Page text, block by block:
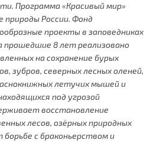
Программа «Красивый мир»
природы России. Фонд
проекты в заповедниках
прошедшие 8 лет реализовано
на сохранение бурых
зубров, северных лесных оленей,
летучих мышей и
под угрозой
восстановление
лесов, озёрных природных
с браконьерством и